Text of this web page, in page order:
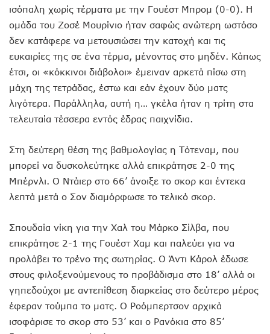
ισόπαλη χωρίς τέρματα με την Γουέστ Μπρομ (0-0). Η
ομάδα του Ζοσέ Μουρίνιο ήταν σαφώς ανώτερη ωστόσο
δεν κατάφερε να μετουσιώσει την κατοχή και τις
ευκαιρίες της σε ένα τέρμα, μένοντας στο μηδέν. Κάπως
έτσι, οι «κόκκινοι διάβολοι» έμειναν αρκετά πίσω στη
μάχη της τετράδας, έστω και εάν έχουν δύο ματς
λιγότερα. Παράλληλα, αυτή η… γκέλα ήταν η τρίτη στα
τελευταία τέσσερα εντός έδρας παιχνίδια.
Στη δεύτερη θέση της βαθμολογίας η Τότεναμ, που
μπορεί να δυσκολεύτηκε αλλά επικράτησε 2-0 της
Μπέρνλι. Ο Ντάιερ στο 66’ άνοιξε το σκορ και έντεκα
λεπτά μετά ο Σον διαμόρφωσε το τελικό σκορ.
Σπουδαία νίκη για την Χαλ του Μάρκο Σίλβα, που
επικράτησε 2-1 της Γουέστ Χαμ και παλεύει για να
προλάβει το τρένο της σωτηρίας. Ο Άντι Κάρολ έδωσε
στους φιλοξενούμενους το προβάδισμα στο 18’ αλλά οι
γηπεδούχοι με αντεπίθεση διαρκείας στο δεύτερο μέρος
έφεραν τούμπα το ματς. Ο Ροόμπερτσον αρχικά
ισοφάρισε το σκορ στο 53’ και ο Ρανόκια στο 85’